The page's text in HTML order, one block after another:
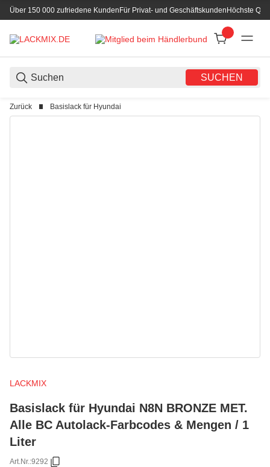
Über 150 000 zufriedene KundenFür Privat- und GeschäftskundenHöchste
SUCHEN
Zurück Basislack für Hyundai
LACKMIX
Basislack für Hyundai N8N BRONZE MET.
Alle BC Autolack-Farbcodes & Mengen / 1
Liter
Art.Nr.:9292